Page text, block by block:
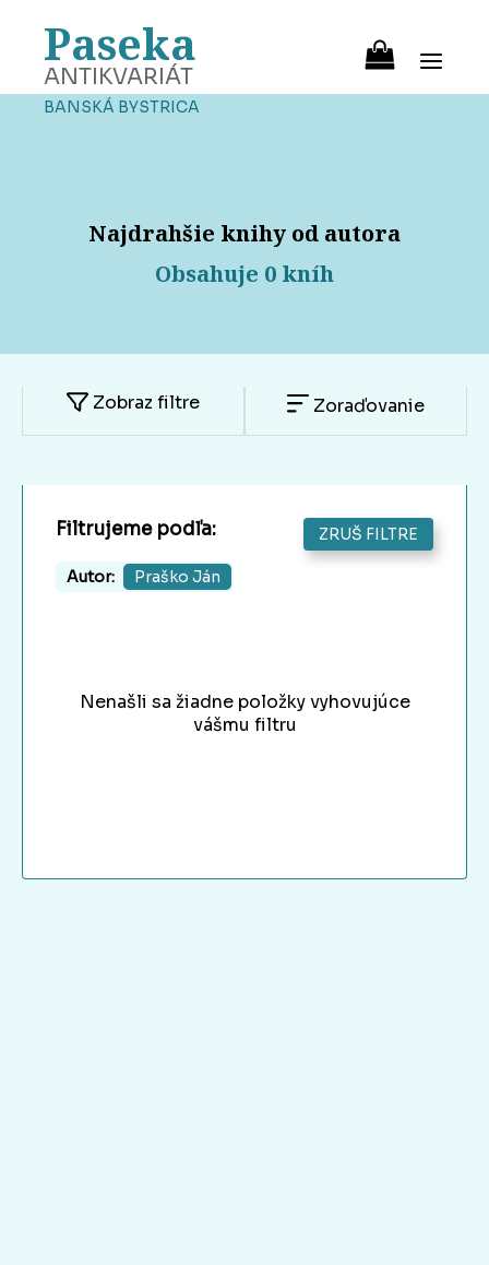
Paseka
ANTIKVARIÁT
BANSKÁ BYSTRICA
Najdrahšie knihy od autora
Obsahuje 0 kníh
Zobraz filtre Zoraďovanie
Filtrujeme podľa: ZRUŠ FILTRE
Autor: Praško Ján
Nenašli sa žiadne položky vyhovujúce
vášmu filtru